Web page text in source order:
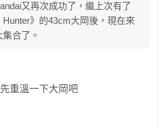
又再次成功了，繼上次有了
Hunter》的43cm大岡後，現在來
合了。
重溫一下大岡吧